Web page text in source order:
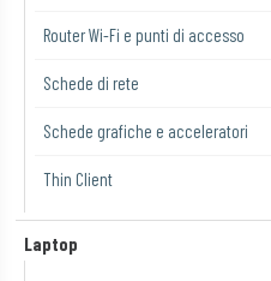
Router Wi-Fi e punti di accesso
Schede di rete
Schede grafiche e acceleratori
Thin Client
Laptop